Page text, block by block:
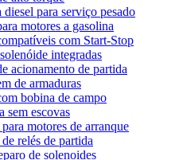
diesel para serviço pesado
motores a gasolina
com Start-Stop
integradas
acionamento de partida
de armaduras
bobina de campo
sem escovas
motores de arranque
relés de partida
de solenoides